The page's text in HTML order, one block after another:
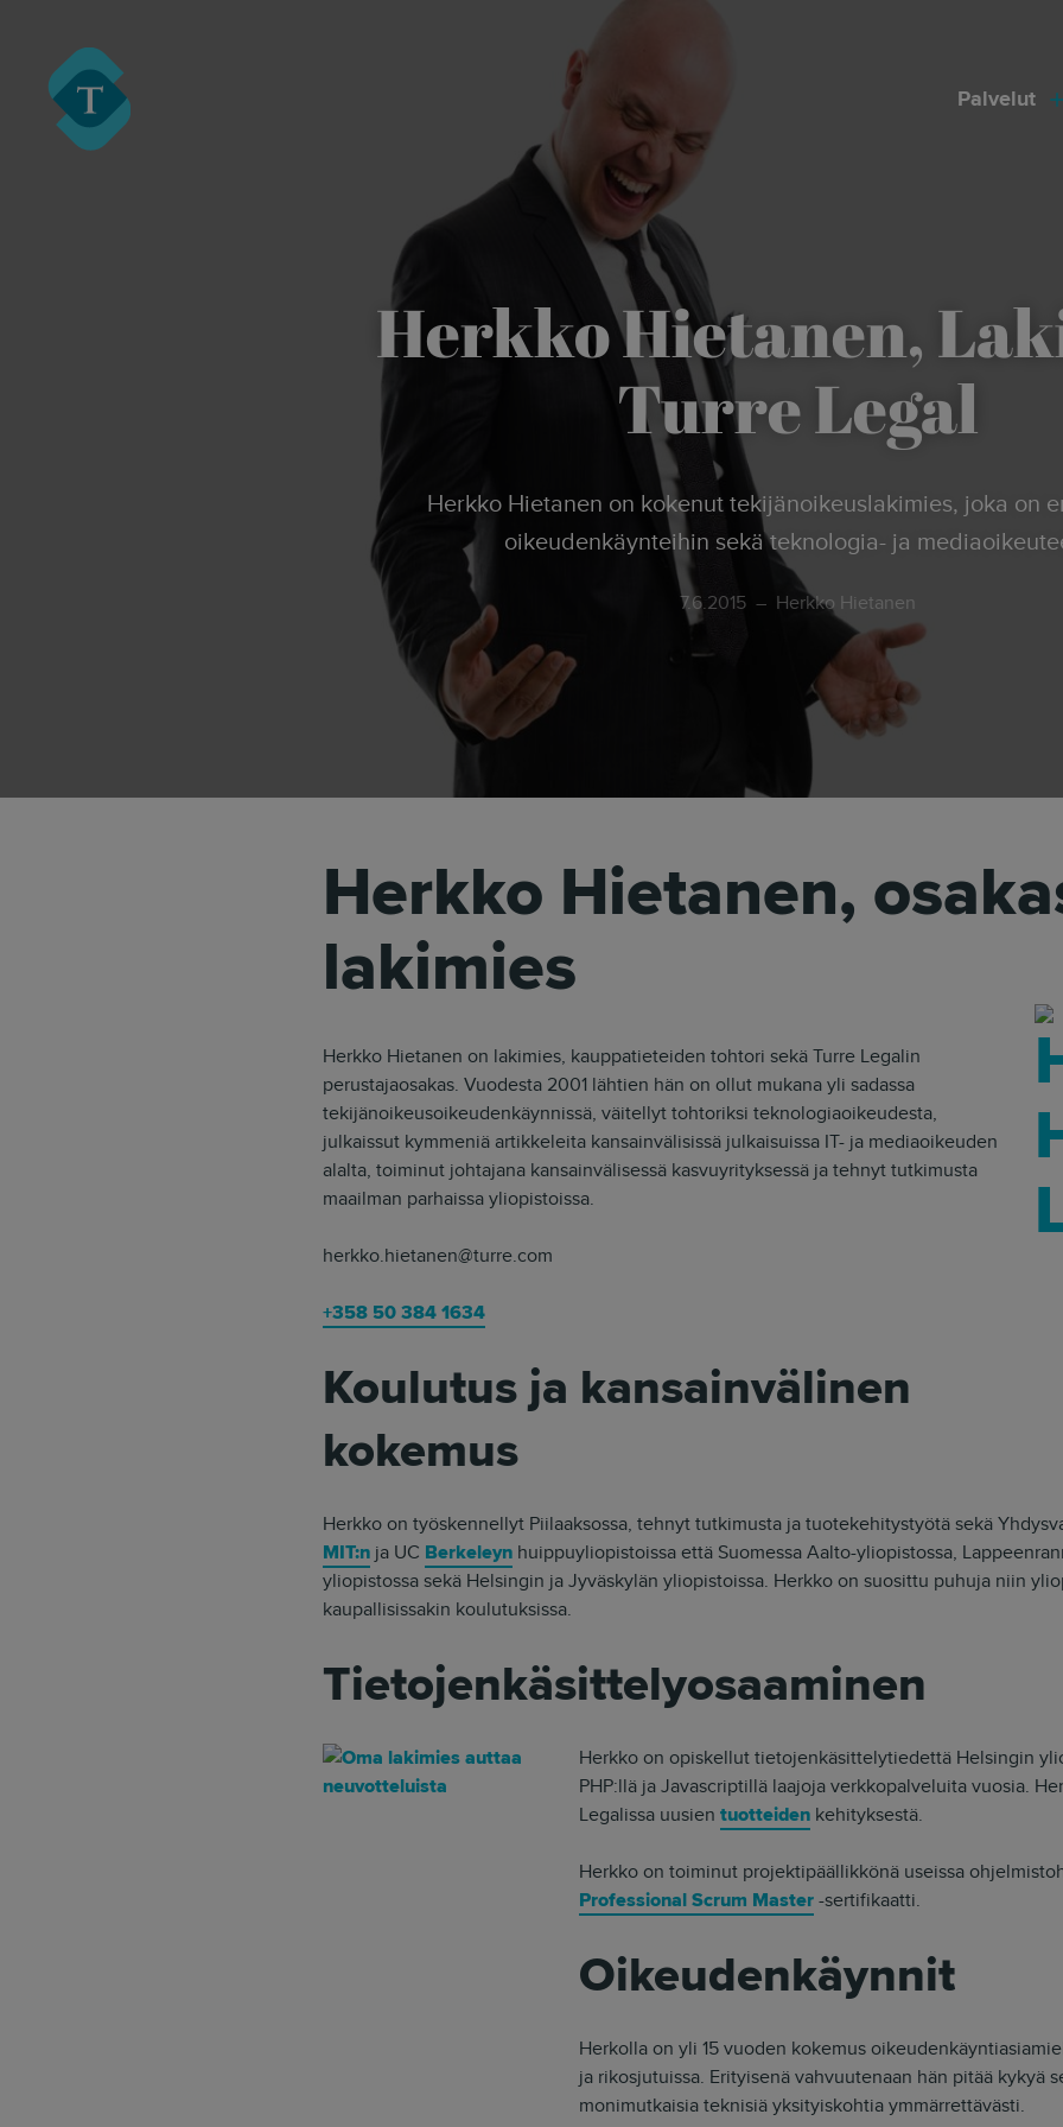
Turre Legal
Palvelut
Herkko Hietanen,
Turre Legal
Herkko Hietanen on kokenut tekijänoikeuslakimies, joka on erikoistunut
oikeudenkäynteihin sekä teknologia- ja
7.6.2015 Herkko Hietanen
Herkko Hietanen,
lakimies
Herkko Hietanen on lakimies, kauppatieteiden tohtori sekä Turre Legalin
perustajaosakas. Vuodesta 2001 lähtien hän on ollut mukana yli sadassa
tekijänoikeusoikeudenkäynnissä, väitellyt tohtoriksi teknologiaoikeudesta,
julkaissut kymmeniä artikkeleita kansainvälisissä julkaisuissa IT- ja mediaoikeuden
alalta, toiminut johtajana kansainvälisessä kasvuyrityksessä ja tehnyt tutkimusta
maailman parhaissa yliopistoissa.
herkko.hietanen@turre.com
+358 50 384 1634
Koulutus ja kansainvälinen
kokemus
Herkko on työskennellyt Piilaaksossa, tehnyt tutkimusta ja tuotekehitystyötä sekä
MIT:n ja UC Berkeleyn huippuyliopistoissa että Suomessa Aalto-yliopistossa,
yliopistossa sekä Helsingin ja Jyväskylän yliopistoissa. Herkko on suosittu puhuja niin
kaupallisissakin koulutuksissa.
Tietojenkäsittelyosaaminen
Herkko on opiskellut tietojenkäsittelytiedettä Helsingin
PHP:llä ja Javascriptillä laajoja verkkopalveluita vuosia.
Legalissa uusien tuotteiden kehityksestä.
Herkko on toiminut projektipäällikkönä useissa
Professional Scrum Master-sertifikaatti.
Oikeudenkäynnit
Herkolla on yli 15 vuoden kokemus
ja rikosjutuissa. Erityisenä vahvuutenaan hän pitää kykyä
monimutkaisia teknisiä yksityiskohtia ymmärrettävästi.